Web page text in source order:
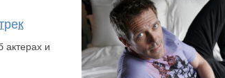
и